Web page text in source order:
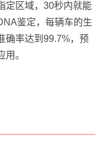
定区域，30秒内就能
鉴定，每辆车的生
确率达到99.7%，预
。